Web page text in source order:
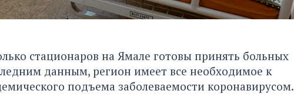
стационаров на Ямале готовы принять больных
данным, регион имеет все необходимое к
подъема заболеваемости коронавирусом.